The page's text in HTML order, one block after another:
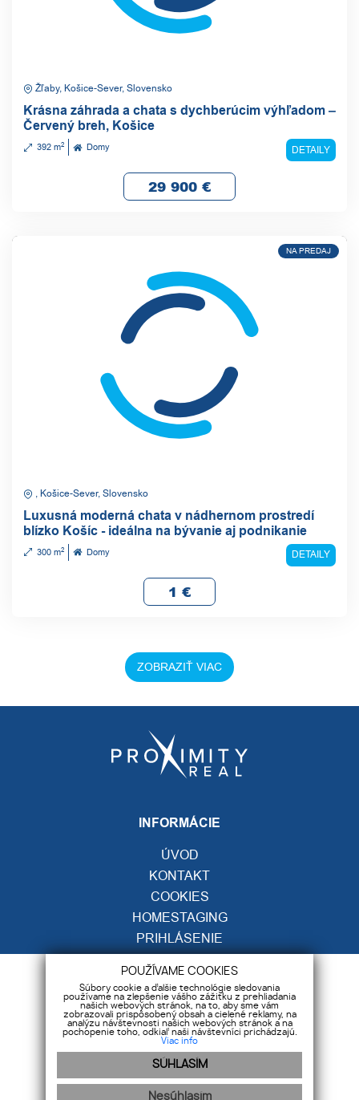
Žľaby, Košice-Sever, Slovensko
Krásna záhrada a chata s dychberúcim výhľadom –
Červený breh, Košice
392 m2 Domy DETAILY
29 900 €
NA PREDAJ
, Košice-Sever, Slovensko
Luxusná moderná chata v nádhernom prostredí
blízko Košíc - ideálna na bývanie aj podnikanie
300 m2 Domy DETAILY
1 €
ZOBRAZIŤ VIAC
INFORMÁCIE
ÚVOD
KONTAKT
COOKIES
HOMESTAGING
PRIHLÁSENIE
KONTAKT
Moravská 2, 040 01 Košice
+421 918 206 823
info@proximityreal.sk
POUŽÍVAME COOKIES
Súbory cookie a ďalšie technológie sledovania
používame na zlepšenie vášho zážitku z prehliadania
našich webových stránok, na to, aby sme vám
zobrazovali prispôsobený obsah a cielené reklamy, na
analýzu návštevnosti našich webových stránok a na
pochopenie toho, odkiaľ naši návštevníci prichádzajú.
Viac info
SÚHLASÍM
Nesúhlasím